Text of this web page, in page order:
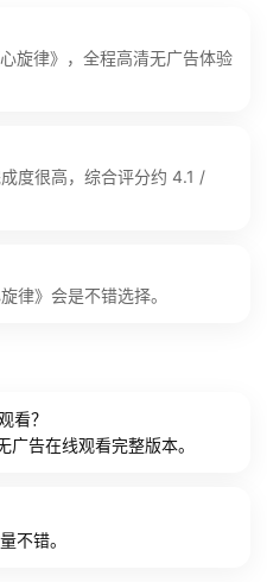
旋律》，全程高清无广告体验
度很高，综合评分约 4.1 /
律》会是不错选择。
看？
告在线观看完整版本。
不错。